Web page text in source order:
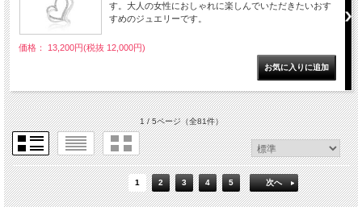
す。大人の女性におしゃれに楽しんでいただきたいおす
すめのジュエリーです。
価格： 13,200円(税抜 12,000円)
1 / 5ページ（全81件）
1 2 3 4 5 次へ